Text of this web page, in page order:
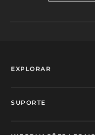
EXPLORAR
SUPORTE